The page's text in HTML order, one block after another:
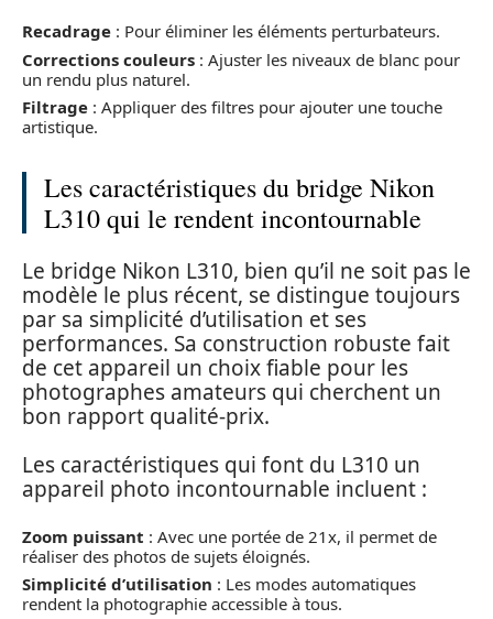
Recadrage : Pour éliminer les éléments perturbateurs.
Corrections couleurs : Ajuster les niveaux de blanc pour
un rendu plus naturel.
Filtrage : Appliquer des filtres pour ajouter une touche
artistique.
Les caractéristiques du bridge Nikon
L310 qui le rendent incontournable
Le bridge Nikon L310, bien qu’il ne soit pas le
modèle le plus récent, se distingue toujours
par sa simplicité d’utilisation et ses
performances. Sa construction robuste fait
de cet appareil un choix fiable pour les
photographes amateurs qui cherchent un
bon rapport qualité-prix.
Les caractéristiques qui font du L310 un
appareil photo incontournable incluent :
Zoom puissant : Avec une portée de 21x, il permet de
réaliser des photos de sujets éloignés.
Simplicité d’utilisation : Les modes automatiques
rendent la photographie accessible à tous.